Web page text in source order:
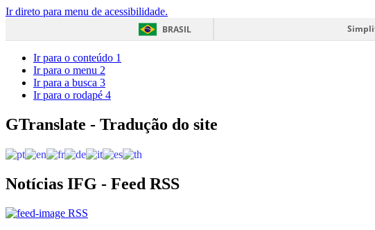
Ir direto para menu de acessibilidade.
BRASIL
Ir para o conteúdo 1
Ir para o menu 2
Ir para a busca 3
Ir para o rodapé 4
GTranslate - Tradução do site
Notícias IFG - Feed RSS
RSS